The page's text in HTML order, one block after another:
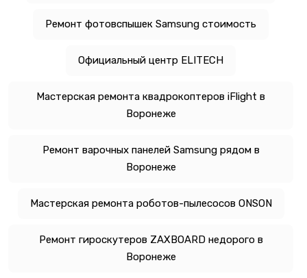
Ремонт фотовспышек Samsung стоимость
Официальный центр ELITECH
Мастерская ремонта квадрокоптеров iFlight в
Воронеже
Ремонт варочных панелей Samsung рядом в
Воронеже
Мастерская ремонта роботов-пылесосов ONSON
Ремонт гироскутеров ZAXBOARD недорого в
Воронеже